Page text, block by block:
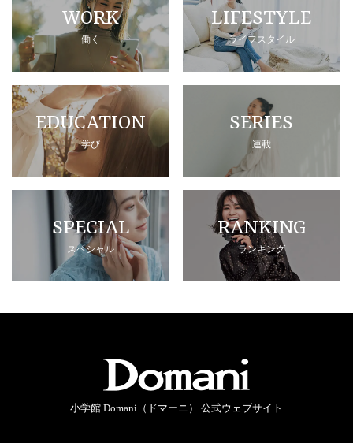
WORK
働く
LIFESTYLE
ライフスタイル
EDUCATION
学び
SERIES
連載
SPECIAL
スペシャル
RANKING
ランキング
小学館 Domani（ドマーニ） 公式ウェブサイト